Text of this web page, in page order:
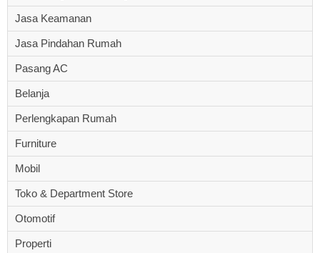
Jasa Keamanan
Jasa Pindahan Rumah
Pasang AC
Belanja
Perlengkapan Rumah
Furniture
Mobil
Toko & Department Store
Otomotif
Properti